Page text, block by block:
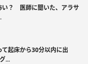
い？ 医師に聞いた、アラサ
起床から30分以内に出
...